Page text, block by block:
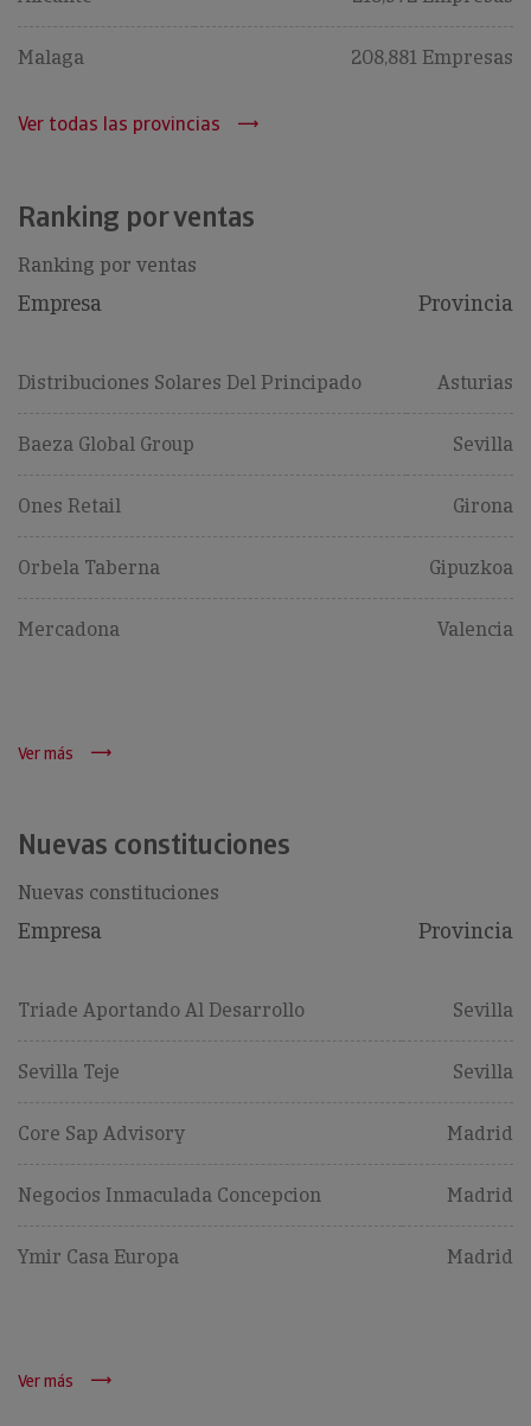
Malaga 208,881 Empresas
Ver todas las provincias
Ranking por ventas
Ranking por ventas
Empresa Provincia
Distribuciones Solares Del Principado Asturias
Baeza Global Group Sevilla
Ones Retail Girona
Orbela Taberna Gipuzkoa
Mercadona Valencia
Ver más
Nuevas constituciones
Nuevas constituciones
Empresa Provincia
Triade Aportando Al Desarrollo Sevilla
Sevilla Teje Sevilla
Core Sap Advisory Madrid
Negocios Inmaculada Concepcion Madrid
Ymir Casa Europa Madrid
Ver más